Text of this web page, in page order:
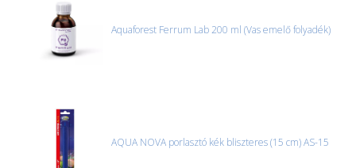
Aquaforest Ferrum Lab 200 ml (Vas emelő folyadék)
AQUA NOVA porlasztó kék bliszteres (15 cm) AS-15